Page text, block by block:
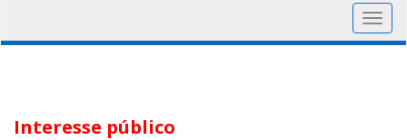
Interesse público